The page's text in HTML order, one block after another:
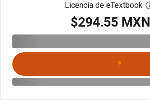
Licencia de eTextbook
$294.55 MXN